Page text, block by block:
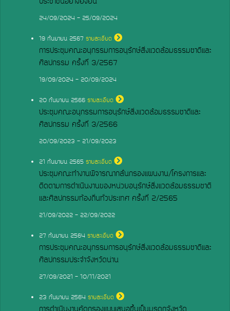
24/09/2024 - 25/09/2024
19 กันยายน 2567 รายละเอียด
การประชุมคณะอนุกรรมการอนุรักษ์สิ่งแวดล้อมธรรมชาติและ
ศิลปกรรม ครั้งที่ 3/2567
19/09/2024 - 20/09/2024
20 กันยายน 2566 รายละเอียด
ประชุมคณะอนุกรรมการอนุรักษ์สิ่งแวดล้อมธรรมชาติและ
ศิลปกรรม ครั้งที่ 3/2566
20/09/2023 - 21/09/2023
21 กันยายน 2565 รายละเอียด
ประชุมคณะทำงานพิจารณากลั่นกรองแผนงาน/โครงการและ
ติดตามการดำเนินงานของหน่วยอนุรักษ์สิ่งแวดล้อมธรรมชาติ
และศิลปกรรมท้องถิ่นทั่วประเทศ ครั้งที่ 2/2565
21/09/2022 - 22/09/2022
27 กันยายน 2564 รายละเอียด
การประชุมคณะอนุกรรมการอนุรักษ์สิ่งแวดล้อมธรรมชาติและ
ศิลปกรรมประจำจังหวัดน่าน
27/09/2021 - 10/11/2021
23 กันยายน 2564 รายละเอียด